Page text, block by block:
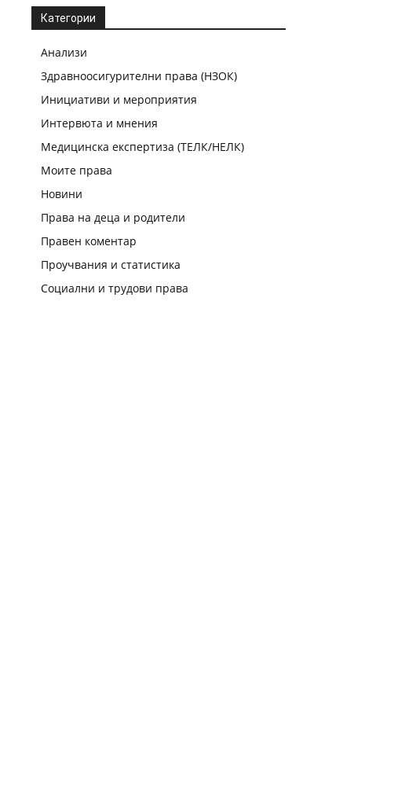
Категории
Анализи
Здравноосигурителни права (НЗОК)
Инициативи и мероприятия
Интервюта и мнения
Медицинска експертиза (ТЕЛК/НЕЛК)
Моите права
Новини
Права на деца и родители
Правен коментар
Проучвания и статистика
Социални и трудови права